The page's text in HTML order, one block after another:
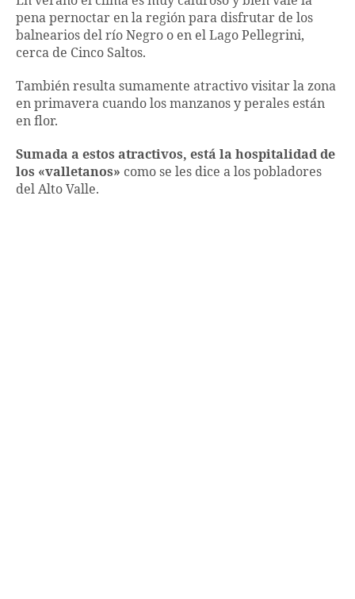
pena pernoctar en la región para disfrutar de los
balnearios del río Negro o en el Lago Pellegrini,
cerca de Cinco Saltos.
También resulta sumamente atractivo visitar la zona
en primavera cuando los manzanos y perales están
en flor.
Sumada a estos atractivos, está la hospitalidad de
los «valletanos» como se les dice a los pobladores
del Alto Valle.